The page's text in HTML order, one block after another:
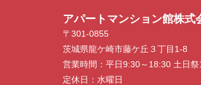
アパートマンション館株
〒301-0855
茨城県龍ケ崎市藤ケ丘３丁目1-8
営業時間： 平日9:30～18:30 土日
定休日： 水曜日